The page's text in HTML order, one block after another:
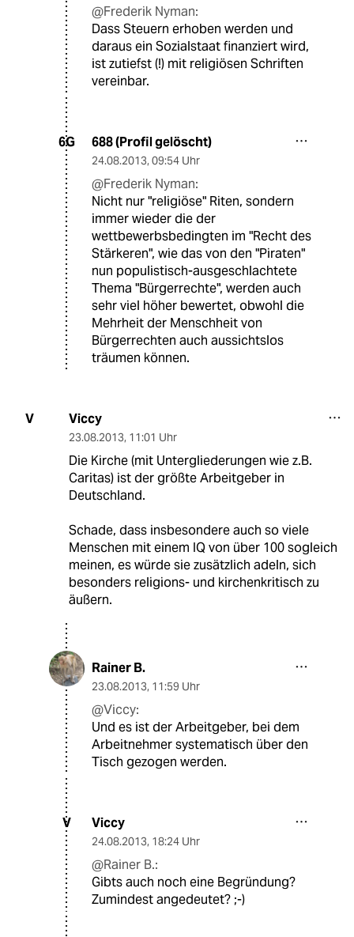
@Frederik Nyman:
Dass Steuern erhoben werden und
daraus ein Sozialstaat finanziert wird,
ist zutiefst (!) mit religiösen Schriften
vereinbar.
6G 688 (Profil gelöscht)
24.08.2013, 09:54 Uhr
@Frederik Nyman:
Nicht nur "religiöse" Riten, sondern
immer wieder die der
wettbewerbsbedingten im "Recht des
Stärkeren", wie das von den "Piraten"
nun populistisch-ausgeschlachtete
Thema "Bürgerrechte", werden auch
sehr viel höher bewertet, obwohl die
Mehrheit der Menschheit von
Bürgerrechten auch aussichtslos
träumen können.
V Viccy
23.08.2013, 11:01 Uhr
Die Kirche (mit Untergliederungen wie z.B.
Caritas) ist der größte Arbeitgeber in
Deutschland.
Schade, dass insbesondere auch so viele
Menschen mit einem IQ von über 100 sogleich
meinen, es würde sie zusätzlich adeln, sich
besonders religions- und kirchenkritisch zu
äußern.
Rainer B.
23.08.2013, 11:59 Uhr
@Viccy:
Und es ist der Arbeitgeber, bei dem
Arbeitnehmer systematisch über den
Tisch gezogen werden.
V Viccy
24.08.2013, 18:24 Uhr
@Rainer B.:
Gibts auch noch eine Begründung?
Zumindest angedeutet? ;-)